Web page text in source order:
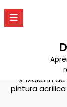
Maletín
de raiz
Maletín
pintura